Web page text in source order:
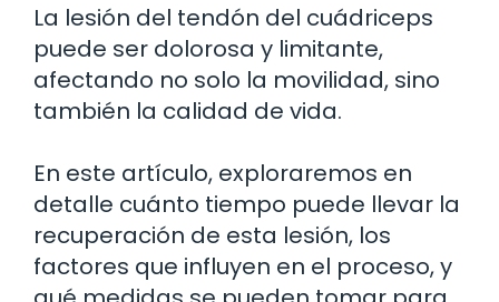
La lesión del tendón del cuádriceps
puede ser dolorosa y limitante,
afectando no solo la movilidad, sino
también la calidad de vida.
En este artículo, exploraremos en
detalle cuánto tiempo puede llevar la
recuperación de esta lesión, los
factores que influyen en el proceso, y